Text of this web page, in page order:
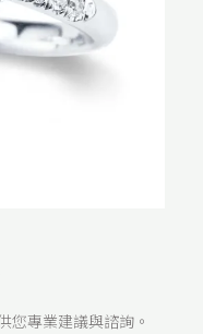
您專業建議與諮詢。